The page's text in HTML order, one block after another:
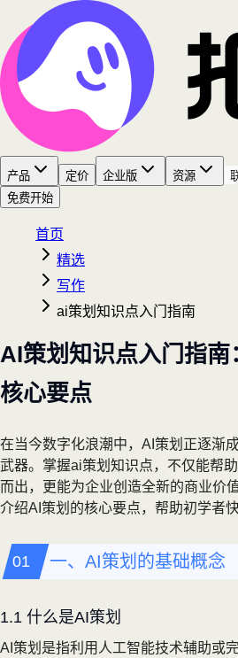
产品 定价 企业版 资源
免费开始
首页
精选
写作
ai策划知识点入门指南
AI策划知识点入门指南
核心要点
在当今数字化浪潮中，AI策划正逐渐
武器。掌握ai策划知识点，不仅能帮
而出，更能为企业创造全新的商业价
介绍AI策划的核心要点，帮助初学者快
一、AI策划的基础概念
1.1 什么是AI策划
AI策划是指利用人工智能技术辅助或